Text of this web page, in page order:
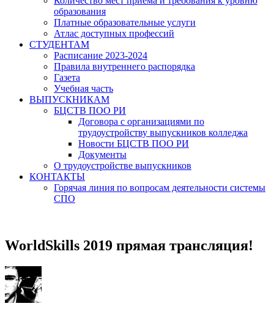
образования
Платные образовательные услуги
Атлас доступных профессий
СТУДЕНТАМ
Расписание 2023-2024
Правила внутреннего распорядка
Газета
Учебная часть
ВЫПУСКНИКАМ
БЦСТВ ПОО РИ
Договора с организациями по
трудоустройству выпускников колледжа
Новости БЦСТВ ПОО РИ
Документы
О трудоустройстве выпускников
КОНТАКТЫ
Горячая линия по вопросам деятельности системы
СПО
WorldSkills 2019 прямая трансляция!